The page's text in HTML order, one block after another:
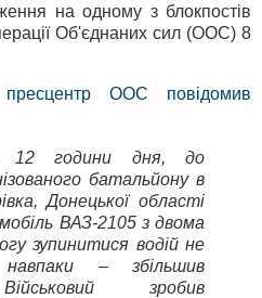
на одному з блокпостів
Об'єднаних сил (ООС) 8
пресцентр ООС повідомив
12 години дня, до
батальйону в
Донецької області
ВАЗ-2105 з двома
зупинитися водій не
навпаки – збільшив
зробив